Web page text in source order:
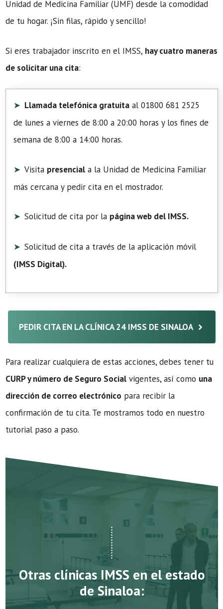
Unidad de Medicina Familiar (UMF) desde la comodidad
de tu hogar. ¡Sin filas, rápido y sencillo!
Si eres trabajador inscrito en el IMSS, hay cuatro maneras
de solicitar una cita:
Llamada telefónica gratuita al 01800 681 2525
de lunes a viernes de 8:00 a 20:00 horas y los fines de
semana de 8:00 a 14:00 horas.
Visita presencial a la Unidad de Medicina Familiar
más cercana y pedir cita en el mostrador.
Solicitud de cita por la página web del IMSS.
Solicitud de cita a través de la aplicación móvil
(IMSS Digital).
PEDIR CITA EN LA CLÍNICA 24 IMSS DE SINALOA
Para realizar cualquiera de estas acciones, debes tener tu
CURP y número de Seguro Social vigentes, así como una
dirección de correo electrónico para recibir la
confirmación de tu cita. Te mostramos todo en nuestro
tutorial paso a paso.
Otras clínicas IMSS en el estado
de Sinaloa: